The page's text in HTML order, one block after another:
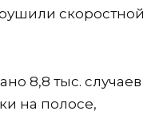
скоростной
8,8 тыс. случаев
на полосе,